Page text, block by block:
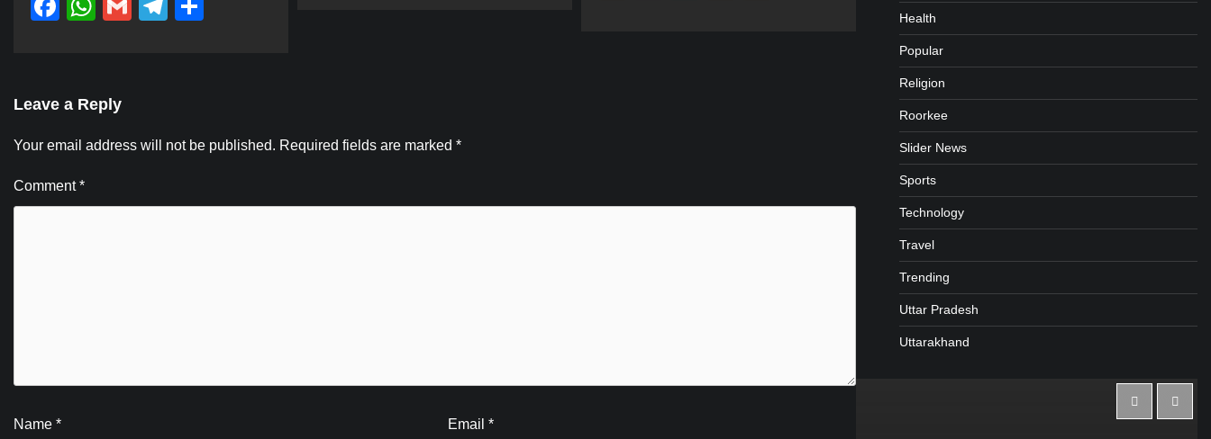
Facebook
WhatsApp
GmailTelegram
Leave a Reply
Your email address will not be published. Required fields are marked *
Comment*
Name * Email*
Health
Popular
Religion
Roorkee
Slider News
Sports
Technology
Travel
Trending
Uttar Pradesh
Uttarakhand